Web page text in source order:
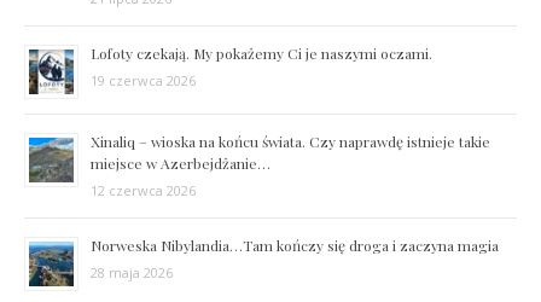
Lofoty czekają. My pokażemy Ci je naszymi oczami.
19 czerwca 2026
Xinaliq – wioska na końcu świata. Czy naprawdę istnieje takie
miejsce w Azerbejdżanie…
12 czerwca 2026
Norweska Nibylandia…Tam kończy się droga i zaczyna magia
28 maja 2026